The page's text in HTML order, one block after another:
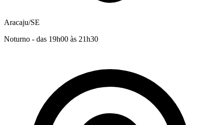
Aracaju/SE
Noturno - das 19h00 às 21h30